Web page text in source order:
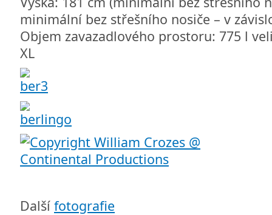
minimální bez střešního nosiče – v
Objem zavazadlového prostoru: 775 l
XL
Další fotografie